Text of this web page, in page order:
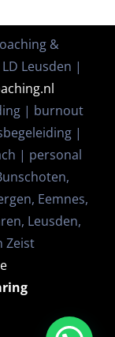
&
Leusden |
| burnout
|
| personal
Eemnes,
Leusden,
Zeist